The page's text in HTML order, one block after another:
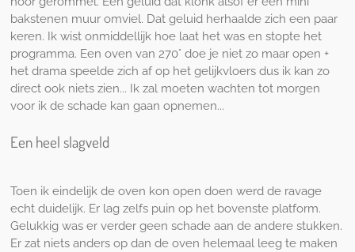
bakstenen muur omviel. Dat geluid herhaalde zich een paar
keren. Ik wist onmiddellijk hoe laat het was en stopte het
programma. Een oven van 270° doe je niet zo maar open +
het drama speelde zich af op het gelijkvloers dus ik kan zo
direct ook niets zien... Ik zal moeten wachten tot morgen
voor ik de schade kan gaan opnemen...
Een heel slagveld
Toen ik eindelijk de oven kon open doen werd de ravage
echt duidelijk. Er lag zelfs puin op het bovenste platform.
Gelukkig was er verder geen schade aan de andere stukken.
Er zat niets anders op dan de oven helemaal leeg te maken